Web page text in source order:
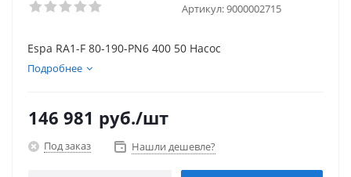
Артикул:9000002715
Espa RA1-F 80-190-PN6 400 50 Насос
Подробнее
146 981 руб./шт
Под заказ Нашли дешевле?